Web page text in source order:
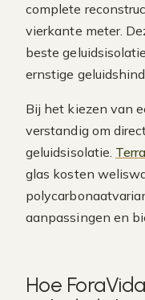
complete
vierkante meter.
beste
ernstige
Bij het kiezen van
verstandig om
geluidsisolatie.
glas kosten
aanpassingen en
Hoe